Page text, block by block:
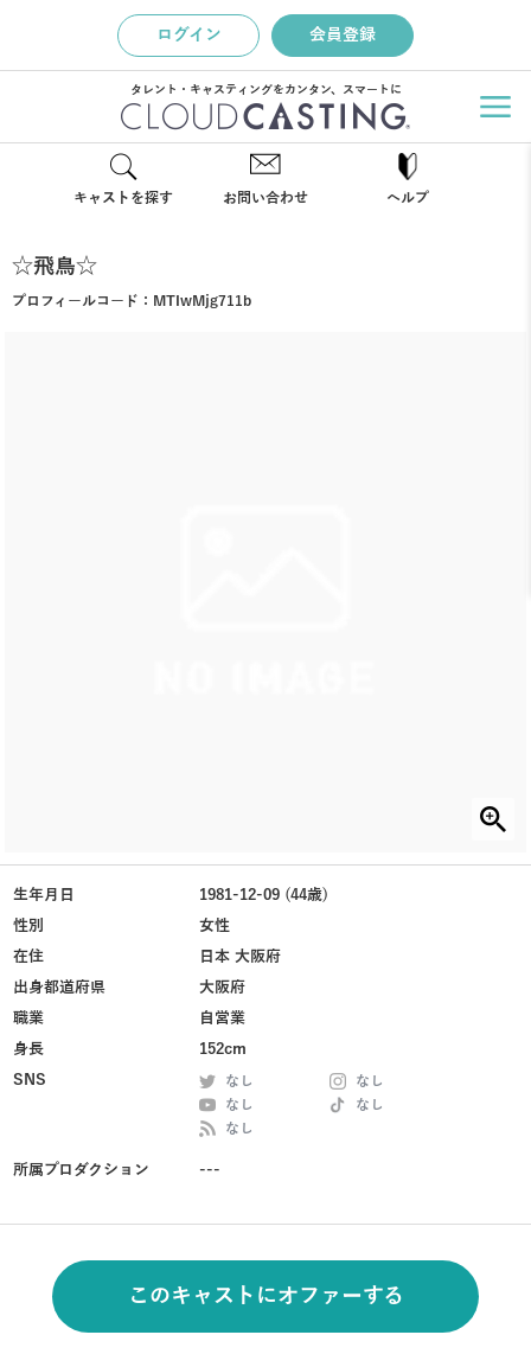
ログイン 会員登録
タレント・キャスティングをカンタン、スマートに
キャストを探す お問い合わせ ヘルプ
☆飛鳥☆
プロフィールコード： MTIwMjg711b
生年月日
1981-12-09 (44歳)
性別
女性
在住
日本 大阪府
出身都道府県
大阪府
職業
自営業
身長
152cm
SNS
なし
なし
なし
なし
なし
所属プロダクション ---
このキャストにオファーする